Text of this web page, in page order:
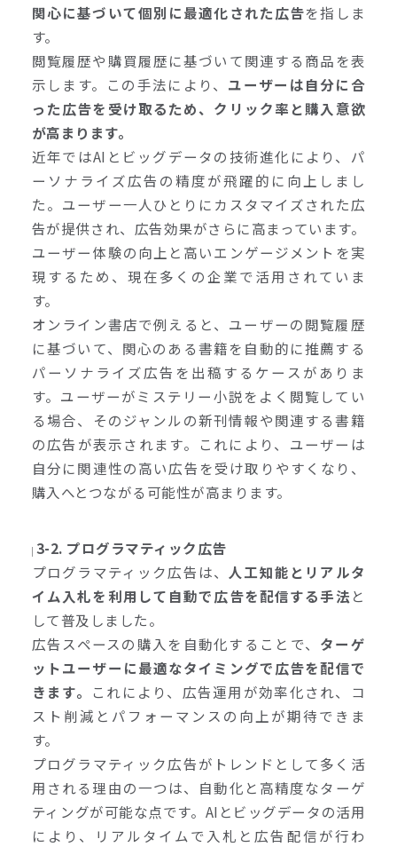
関心に基づいて個別に最適化された広告を指しま
す。
閲覧履歴や購買履歴に基づいて関連する商品を表
示します。この手法により、 ユーザーは自分に合
った広告を受け取るため、クリック率と購入意欲
が高まります。
近年ではAIとビッグデータの技術進化により、パ
ーソナライズ広告の精度が飛躍的に向上しまし
た。ユーザー一人ひとりにカスタマイズされた広
告が提供され、広告効果がさらに高まっています。
ユーザー体験の向上と高いエンゲージメントを実
現するため、現在多くの企業で活用されていま
す。
オンライン書店で例えると、ユーザーの閲覧履歴
に基づいて、関心のある書籍を自動的に推薦する
パーソナライズ広告を出稿するケースがありま
す。ユーザーがミステリー小説をよく閲覧してい
る場合、そのジャンルの新刊情報や関連する書籍
の広告が表示されます。これにより、ユーザーは
自分に関連性の高い広告を受け取りやすくなり、
購入へとつながる可能性が高まります。
3-2. プログラマティック広告
プログラマティック広告は、 人工知能とリアルタ
イム入札を利用して自動で広告を配信する手法 と
して普及しました。
広告スペースの購入を自動化することで、 ターゲ
ットユーザーに最適なタイミングで広告を配信で
きます。
これにより、広告運用が効率化され、コ
スト削減とパフォーマンスの向上が期待できま
す。
プログラマティック広告がトレンドとして多く活
用される理由の一つは、自動化と高精度なターゲ
ティングが可能な点です。AIとビッグデータの活用
により、リアルタイムで入札と広告配信が行わ